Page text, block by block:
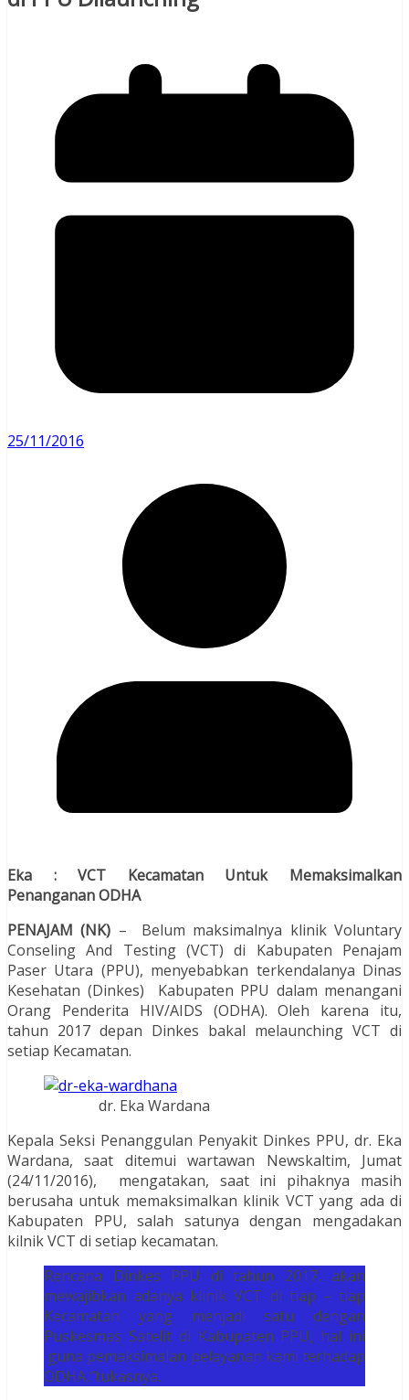
25/11/2016
Eka : VCT Kecamatan Untuk Memaksimalkan
Penanganan ODHA
PENAJAM (NK) – Belum maksimalnya klinik Voluntary
Conseling And Testing (VCT) di Kabupaten Penajam
Paser Utara (PPU), menyebabkan terkendalanya Dinas
Kesehatan (Dinkes) Kabupaten PPU dalam menangani
Orang Penderita HIV/AIDS (ODHA). Oleh karena itu,
tahun 2017 depan Dinkes bakal melaunching VCT di
setiap Kecamatan.
dr. Eka Wardana
Kepala Seksi Penanggulan Penyakit Dinkes PPU, dr. Eka
Wardana, saat ditemui wartawan Newskaltim, Jumat
(24/11/2016), mengatakan, saat ini pihaknya masih
berusaha untuk memaksimalkan klinik VCT yang ada di
Kabupaten PPU, salah satunya dengan mengadakan
kilnik VCT di setiap kecamatan.
Rencana Dinkes PPU di tahun 2017, akan
mewajibkan adanya klinik VCT di tiap – tiap
Kecamatan yang menjadi satu dengan
Puskesmas Satelit di Kabupaten PPU, hal ini
guna pemaksimalan pelayanan kami terhadap
ODHA,”tukasnya.